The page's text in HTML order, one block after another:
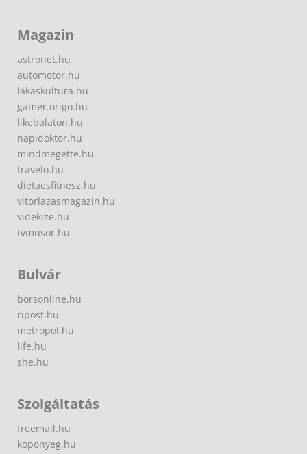
Magazin
astronet.hu
automotor.hu
lakaskultura.hu
gamer.origo.hu
likebalaton.hu
napidoktor.hu
mindmegette.hu
travelo.hu
dietaesfitnesz.hu
vitorlazasmagazin.hu
videkize.hu
tvmusor.hu
Bulvár
borsonline.hu
ripost.hu
metropol.hu
life.hu
she.hu
Szolgáltatás
freemail.hu
koponyeg.hu